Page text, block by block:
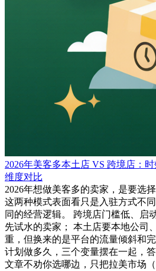
2026年美客多本土店 VS 跨境店：
维度对比
2026年想做美客多的卖家，是要选
这两种模式表面看只是入驻方式不
同的经营逻辑。 跨境店门槛低、启
先试水的卖家； 本土店要本地公司
重，但换来的是平台的流量倾斜和
计划做多久，三个变量摆在一起，
文章不劝你选哪边，只把拉美市场